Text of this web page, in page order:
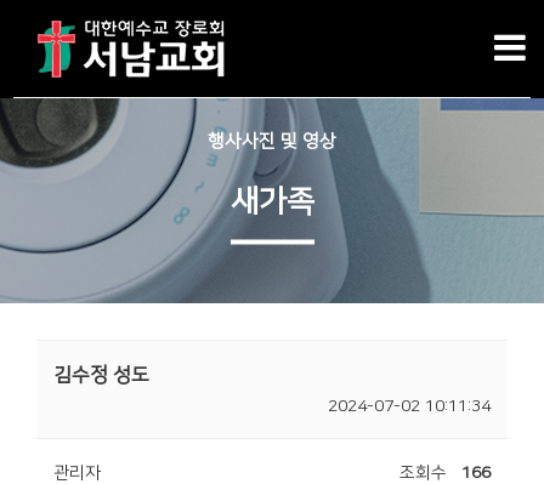
행사사진 및 영상
새가족
김수정 성도
2024-07-02 10:11:34
관리자 조회수 166